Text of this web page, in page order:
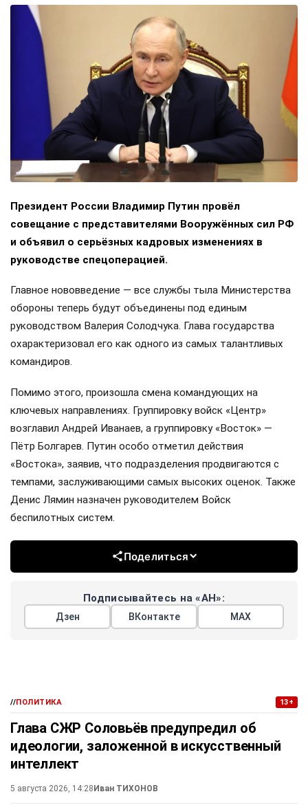
Президент России Владимир Путин провёл
совещание с представителями Вооружённых сил РФ
и объявил о серьёзных кадровых изменениях в
руководстве спецоперацией.
Главное нововведение — все службы тыла Министерства
обороны теперь будут объединены под единым
руководством Валерия Солодчука. Глава государства
охарактеризовал его как одного из самых талантливых
командиров.
Помимо этого, произошла смена командующих на
ключевых направлениях. Группировку войск «Центр»
возглавил Андрей Иванаев, а группировку «Восток» —
Пётр Болгарев. Путин особо отметил действия
«Востока», заявив, что подразделения продвигаются с
темпами, заслуживающими самых высоких оценок. Также
Денис Лямин назначен руководителем Войск
беспилотных систем.
Поделиться
Подписывайтесь на «АН»:
Дзен ВКонтакте МАХ
//ПОЛИТИКА 13+
Глава СЖР Соловьёв предупредил об
идеологии, заложенной в искусственный
интеллект
5 августа 2026, 14:28Иван ТИХОНОВ